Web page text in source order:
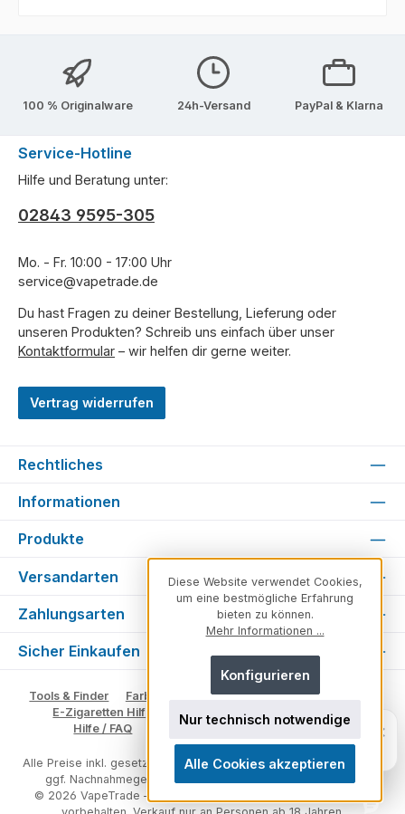
100 % Originalware 24h-Versand PayPal & Klarna
Service-Hotline
Hilfe und Beratung unter:
02843 9595-305
Mo. - Fr. 10:00 - 17:00 Uhr
service@vapetrade.de
Du hast Fragen zu deiner Bestellung, Lieferung oder
unseren Produkten? Schreib uns einfach über unser
Kontaktformular – wir helfen dir gerne weiter.
Vertrag widerrufen
Rechtliches
Informationen
Produkte
Versandarten
Zahlungsarten
Sicher Einkaufen
Tools & Finder Farben & Varianten
Geschmack suchen
E-Zigaretten Hilfe
Fachberater
Vape Ratgeber
Hilfe / FAQ
Glossar Impressum Kontakt
Alle Preise inkl. gesetzl. Mehrwertsteuer zzgl.Versandkosten
ggf. Nachnahmegebühren, wenn nicht anders angegeben.
© 2026 VapeTrade – E-Zigaretten & Vape Shop - Alle Rechte
Unsicher, welches Produkt zu dir
×
Diese Website verwendet Cookies,
um eine bestmögliche Erfahrung
bieten zu können.
Mehr Informationen ...
Nur technisch notwendige
Konfigurieren
Alle Cookies akzeptieren